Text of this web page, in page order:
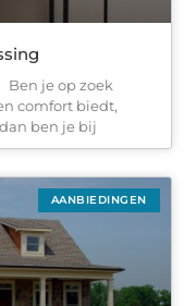
je op zoek
comfort biedt,
ben je bij
AANBIEDINGEN